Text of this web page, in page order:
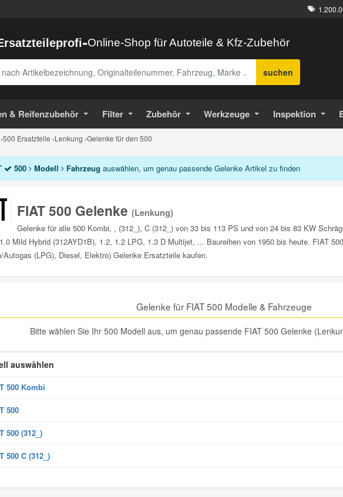
-Online-Shop für Autoteile & Kfz-Zubehör
suchen
& Reifenzubehör Filter Zubehör Werkzeuge Inspektion
›500 Ersatzteile ›Lenkung ›Gelenke für den 500
500 Modell Fahrzeug auswählen, um genau passende Gelenke Artikel zu finden
FIAT 500 Gelenke (Lenkung)
Gelenke für alle 500 Kombi, , (312_), C (312_) von 33 bis 113 PS und von 24 bis 83 KW
Mild Hybrid (312AYD1B), 1.2, 1.2 LPG, 1.3 D Multijet, ... Baureihen von 1950 bis heute. FIAT
Autogas (LPG), Diesel, Elektro) Gelenke Ersatzteile kaufen.
Gelenke für FIAT 500 Modelle & Fahrzeuge
Bitte wählen Sie Ihr 500 Modell aus, um genau passende FIAT 500 Gelenke
auswählen
500 Kombi
500
500 (312_)
500 C (312_)